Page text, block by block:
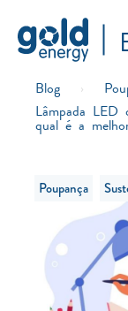
Blog ›
Lâmpada LED
qual é a
Poupança